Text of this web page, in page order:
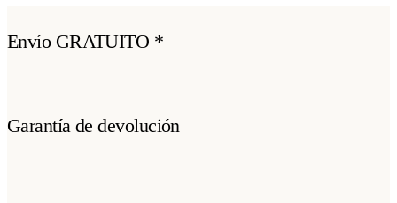
Envío GRATUITO *
Garantía de devolución